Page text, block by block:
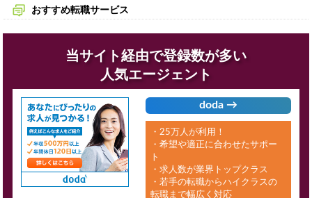
おすすめ転職サービス
当サイト経由で登録数が多い
人気エージェント
doda →
・25万人が利用！
・希望や適正に合わせたサポー
ト
・求人数が業界トップクラス
・若手の転職からハイクラスの
転職まで幅広く対応